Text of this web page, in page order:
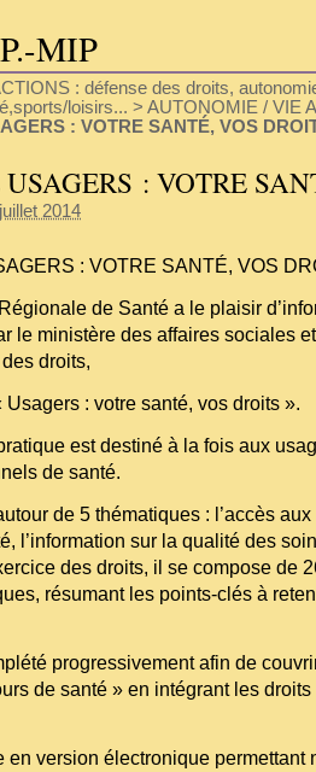
MIP
: défense des droits,
loisirs... > AUTONOMIE / VIE
: VOTRE SANTÉ, VOS
: VOTRE
2014
: VOTRE SANTÉ, VOS
de Santé a le plaisir
le ministère des affaires sociales
droits,
Usagers : votre santé, vos droits ».
est destiné à la fois aux
de santé.
de 5 thématiques : l’accès
l’information sur la qualité des
des droits, il se compose de
résumant les points-clés à
progressivement afin de
de santé » en intégrant les
en version électronique permettant